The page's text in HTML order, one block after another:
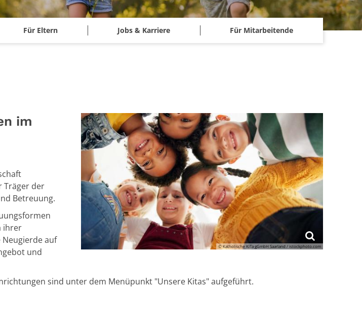
Für Eltern Jobs & Karriere Für Mitarbeitende
© Katholische KiTa gGmbH Saarland / istockphoto.com
im
Träger der
Betreuung.
ihrer
auf
und
sind unter dem Menüpunkt "Unsere Kitas" aufgeführt.